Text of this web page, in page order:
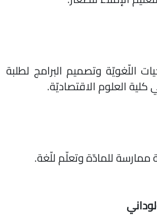
اللّغويّة وتصميم البرامج لطلبة
كلية العلوم الاقتصاديّة.
ممارسة للمادّة وتعلّم للّغة.